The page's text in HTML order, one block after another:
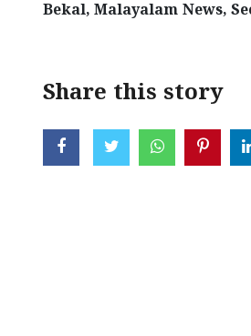
Bekal, Malayalam News,
Share this story